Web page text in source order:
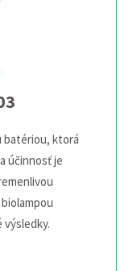
batériou, ktorá
účinnosť je